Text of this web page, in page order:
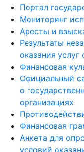
Портал
Мониторинг
Аресты и
Результаты
оказания
Финансовая
Официальный
о
организациях
Финансовая
Анкета для
условий